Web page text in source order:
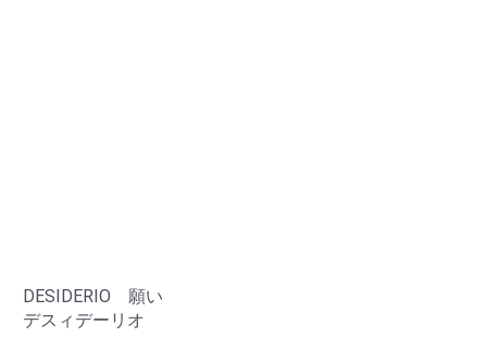
DESIDERIO 願い
デスィデーリオ